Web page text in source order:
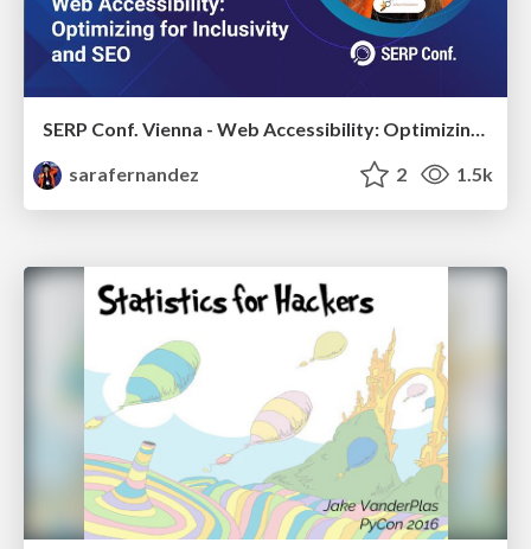
SERP Conf. Vienna - Web Accessibility: Optimizing for Inclusivity and SEO
sarafernandez
2 1.5k